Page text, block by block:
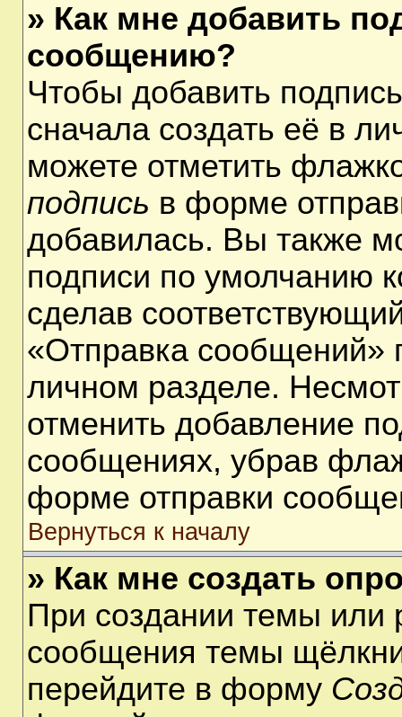
» Как мне добавить
сообщению?
Чтобы добавить
сначала создать её в
можете отметить
подпись в форме
добавилась. Вы также
подписи по умолчанию
сделав
«Отправка сообщений»
личном разделе.
отменить добавление
сообщениях, убрав
форме отправки
Вернуться к началу
» Как мне создать
При создании темы или
сообщения темы
перейдите в форму